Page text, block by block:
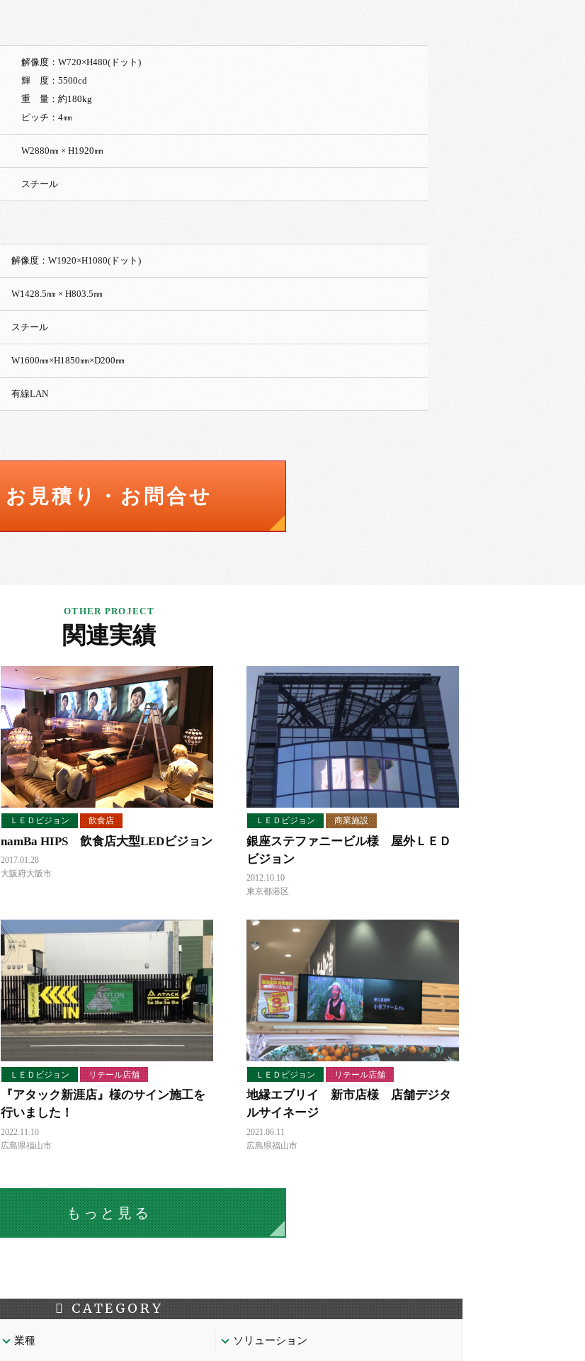
解像度：W720×H480(ドット)
輝 度：5500cd
重 量：約180kg
ピッチ：4㎜
W2880㎜ × H1920㎜
スチール
解像度：W1920×H1080(ドット)
W1428.5㎜ × H803.5㎜
スチール
W1600㎜×H1850㎜×D200㎜
有線LAN
お見積り・お問合せ
関連実績
ＬＥＤビジョン 飲食店
namBa HIPS 飲食店大型LEDビジョン
2017.01.28
大阪府大阪市
ＬＥＤビジョン 商業施設
銀座ステファニービル様 屋外ＬＥＤ
ビジョン
2012.10.10
東京都港区
ＬＥＤビジョン リテール店舗
『アタック新涯店』様のサイン施工を
行いました！
2022.11.10
広島県福山市
ＬＥＤビジョン リテール店舗
地縁エブリイ 新市店様 店舗デジタ
ルサイネージ
2021.06.11
広島県福山市
もっと見る
CATEGORY
業種 ソリューション